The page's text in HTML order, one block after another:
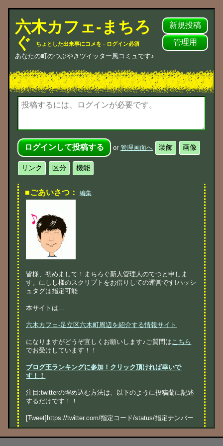
六木カフェ-まちろ
ぐ
ちょとした出来事にコメを - ログイン必須
あなたの町のつぶやきツイッター風コミュです♪
新規投稿
管理用
or 管理画面へ
■ごあいさつ： 編集
皆様、初めまして！まちろぐ新人管理人のてつと申しま
す。にしし様のスクリプトをお借りしての運営です!ハッシ
ュタグは指定可能
本サイトは...
六木カフェ-足立区六木町周辺を紹介する情報サイト
になりますがどうぞ宜しくお願いします♪ご質問は こちら
でお受けしています！！
ブログ王ランキングに参加！クリック頂ければ幸いで
す！！
注目:twitterの埋め込む方法は、以下のように投稿蘭に記述
するだけです！！
[Tweet]https://twitter.com/指定コード/status/指定ナンバー